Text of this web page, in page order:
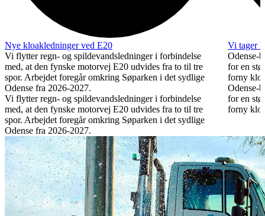
Nye kloakledninger ved E20
Vi flytter regn- og spildevandsledninger i forbindelse
med, at den fynske motorvej E20 udvides fra to til tre
spor. Arbejdet foregår omkring Søparken i det sydlige
Odense fra 2026-2027.
Vi flytter regn- og spildevandsledninger i forbindelse
med, at den fynske motorvej E20 udvides fra to til tre
spor. Arbejdet foregår omkring Søparken i det sydlige
Odense fra 2026-2027.
Vi tager
Odense-
for en
forny
Odense-
for en
forny